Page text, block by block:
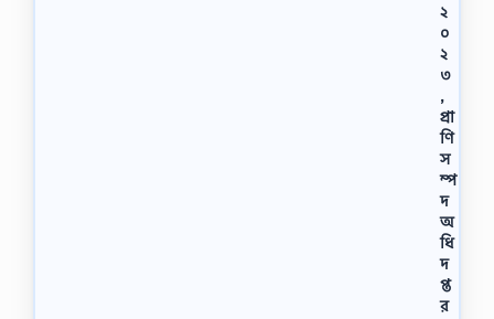
২
০
২
৩
,
প্রা
ণি
স
ম্প
দ
অ
ধি
দ
প্ত
র